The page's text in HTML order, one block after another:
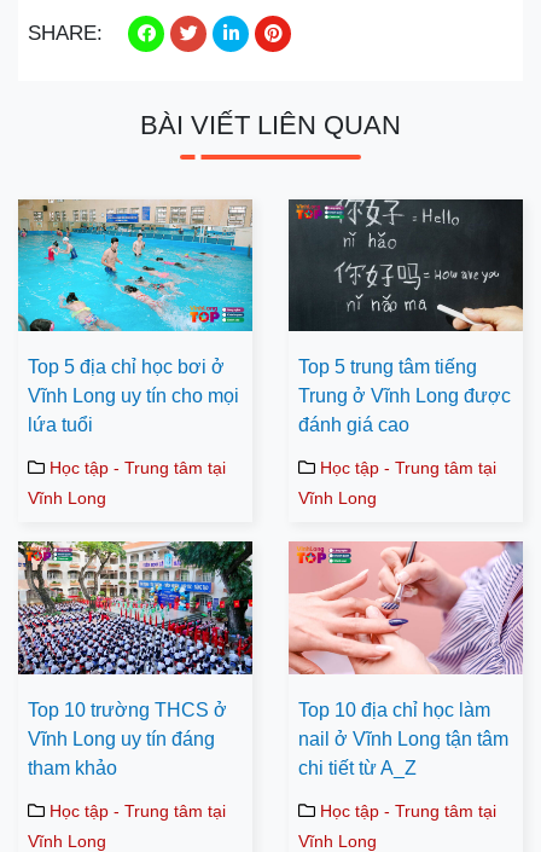
SHARE:
BÀI VIẾT LIÊN QUAN
Top 5 địa chỉ học bơi ở
Vĩnh Long uy tín cho mọi
lứa tuổi
Học tập - Trung tâm tại
Vĩnh Long
Top 5 trung tâm tiếng
Trung ở Vĩnh Long được
đánh giá cao
Học tập - Trung tâm tại
Vĩnh Long
Top 10 trường THCS ở
Vĩnh Long uy tín đáng
tham khảo
Học tập - Trung tâm tại
Vĩnh Long
Top 10 địa chỉ học làm
nail ở Vĩnh Long tận tâm
chi tiết từ A_Z
Học tập - Trung tâm tại
Vĩnh Long